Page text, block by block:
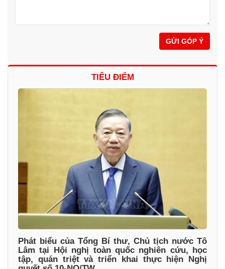
GỬI GÓP Ý
TIÊU ĐIỂM
Phát biểu của Tổng Bí thư, Chủ tịch nước Tô
Lâm tại Hội nghị toàn quốc nghiên cứu, học
tập, quán triệt và triển khai thực hiện Nghị